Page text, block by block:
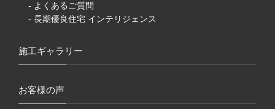
- よくあるご質問
- 長期優良住宅 インテリジェンス
施工ギャラリー
お客様の声